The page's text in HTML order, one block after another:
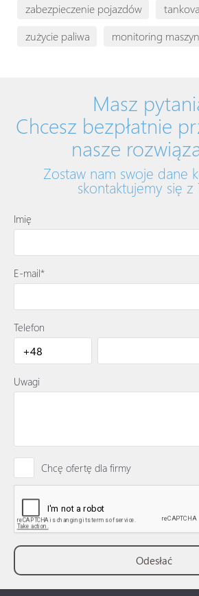
zabezpieczenie pojazdów
zużycie paliwa
monitoring maszyn
Masz
Chcesz bezpłatnie
nasze
Zostaw nam swoje dane
skontaktujemy się z
Imię
E-mail*
Telefon
Uwagi
Chcę ofertę dla firmy